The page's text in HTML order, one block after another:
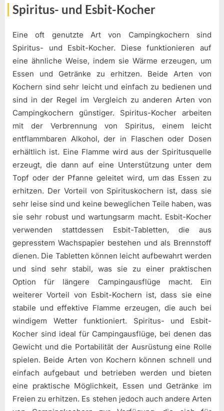
Spiritus- und Esbit-Kocher
Eine oft genutzte Art von Campingkochern sind
Spiritus- und Esbit-Kocher. Diese funktionieren auf
eine ähnliche Weise, indem sie Wärme erzeugen, um
Essen und Getränke zu erhitzen. Beide Arten von
Kochern sind sehr leicht und einfach zu bedienen und
sind in der Regel im Vergleich zu anderen Arten von
Campingkochern günstiger. Spiritus-Kocher arbeiten
mit der Verbrennung von Spiritus, einem leicht
entflammbaren Alkohol, der in Flaschen oder Dosen
erhältlich ist. Eine Flamme wird aus der Spiritusquelle
erzeugt, die dann auf eine Unterstützung unter dem
Topf oder der Pfanne geleitet wird, um das Essen zu
erhitzen. Der Vorteil von Spirituskochern ist, dass sie
sehr leise sind und keine beweglichen Teile haben, was
sie sehr robust und wartungsarm macht. Esbit-Kocher
verwenden stattdessen Esbit-Tabletten, die aus
gepresstem Wachspapier bestehen und als Brennstoff
dienen. Die Tabletten können leicht aufbewahrt werden
und sind sehr stabil, was sie zu einer praktischen
Option für längere Campingausflüge macht. Ein
weiterer Vorteil von Esbit-Kochern ist, dass sie eine
stabile und effektive Flamme erzeugen, die auch bei
windigem Wetter funktioniert. Spiritus- und Esbit-
Kocher sind ideal für Campingausflüge, bei denen das
Gewicht und die Portabilität der Ausrüstung eine Rolle
spielen. Beide Arten von Kochern können schnell und
einfach aufgebaut und betrieben werden und bieten
eine praktische Möglichkeit, Essen und Getränke im
Freien zu erhitzen. Es stehen jedoch auch andere Arten